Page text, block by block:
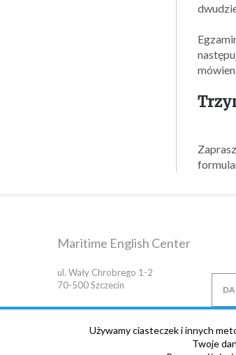
Maritime English Center
ul. Wały Chrobrego 1-2
70-500Szczecin
Używamy ciasteczek i innych
Twoje